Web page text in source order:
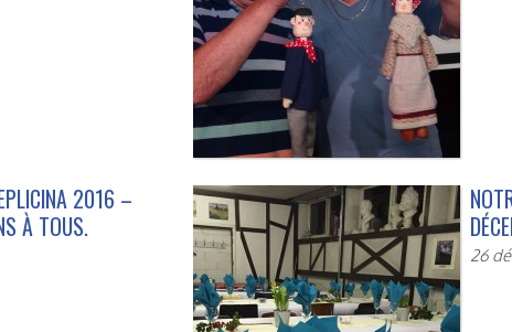
2016 –
À TOUS.
26